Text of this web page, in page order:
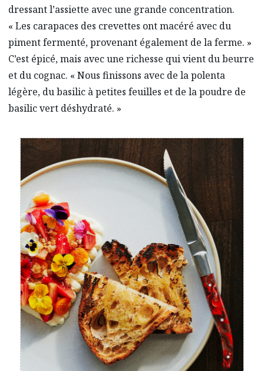
dressant l’assiette avec une grande concentration.
« Les carapaces des crevettes ont macéré avec du
piment fermenté, provenant également de la ferme. »
C’est épicé, mais avec une richesse qui vient du beurre
et du cognac. « Nous finissons avec de la polenta
légère, du basilic à petites feuilles et de la poudre de
basilic vert déshydraté. »